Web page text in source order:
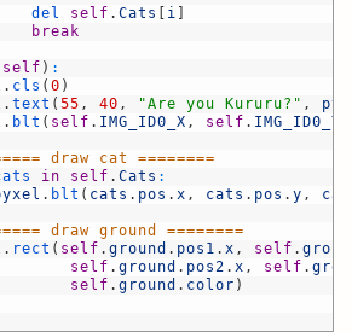
del self . Cats i
break
self ) :
. cls ( 0 )
. text ( 55 , 40 , "Are you Kururu?" ,
. blt ( self . IMG_ID0_X , self . IMG_ID0_Y
draw cat ========
in self . Cats :
. blt ( cats . pos . x , cats . pos . y ,
draw ground ========
. rect ( self . ground . pos1 . x , self .
self . ground . pos2 . x , self .
self . ground . color )